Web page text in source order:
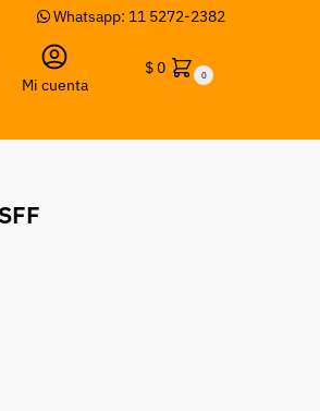
Whatsapp: 11 5272-2382
Mi cuenta
$0 0